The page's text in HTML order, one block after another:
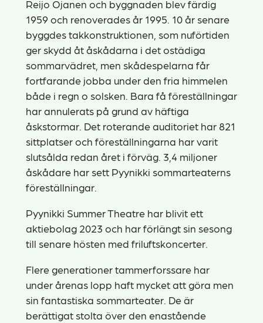
Reijo Ojanen och byggnaden blev färdig
1959 och renoverades år 1995. 10 år senare
byggdes takkonstruktionen, som nuförtiden
ger skydd åt åskådarna i det ostädiga
sommarvädret, men skådespelarna får
fortfarande jobba under den fria himmelen
både i regn o solsken. Bara få föreställningar
har annulerats på grund av häftiga
åskstormar. Det roterande auditoriet har 821
sittplatser och föreställningarna har varit
slutsålda redan året i förväg. 3,4 miljoner
åskådare har sett Pyynikki sommarteaterns
föreställningar.
Pyynikki Summer Theatre har blivit ett
aktiebolag 2023 och har förlängt sin sesong
till senare hösten med friluftskoncerter.
Flere generationer tammerforssare har
under årenas lopp haft mycket att göra men
sin fantastiska sommarteater. De är
berättigat stolta över den enastående